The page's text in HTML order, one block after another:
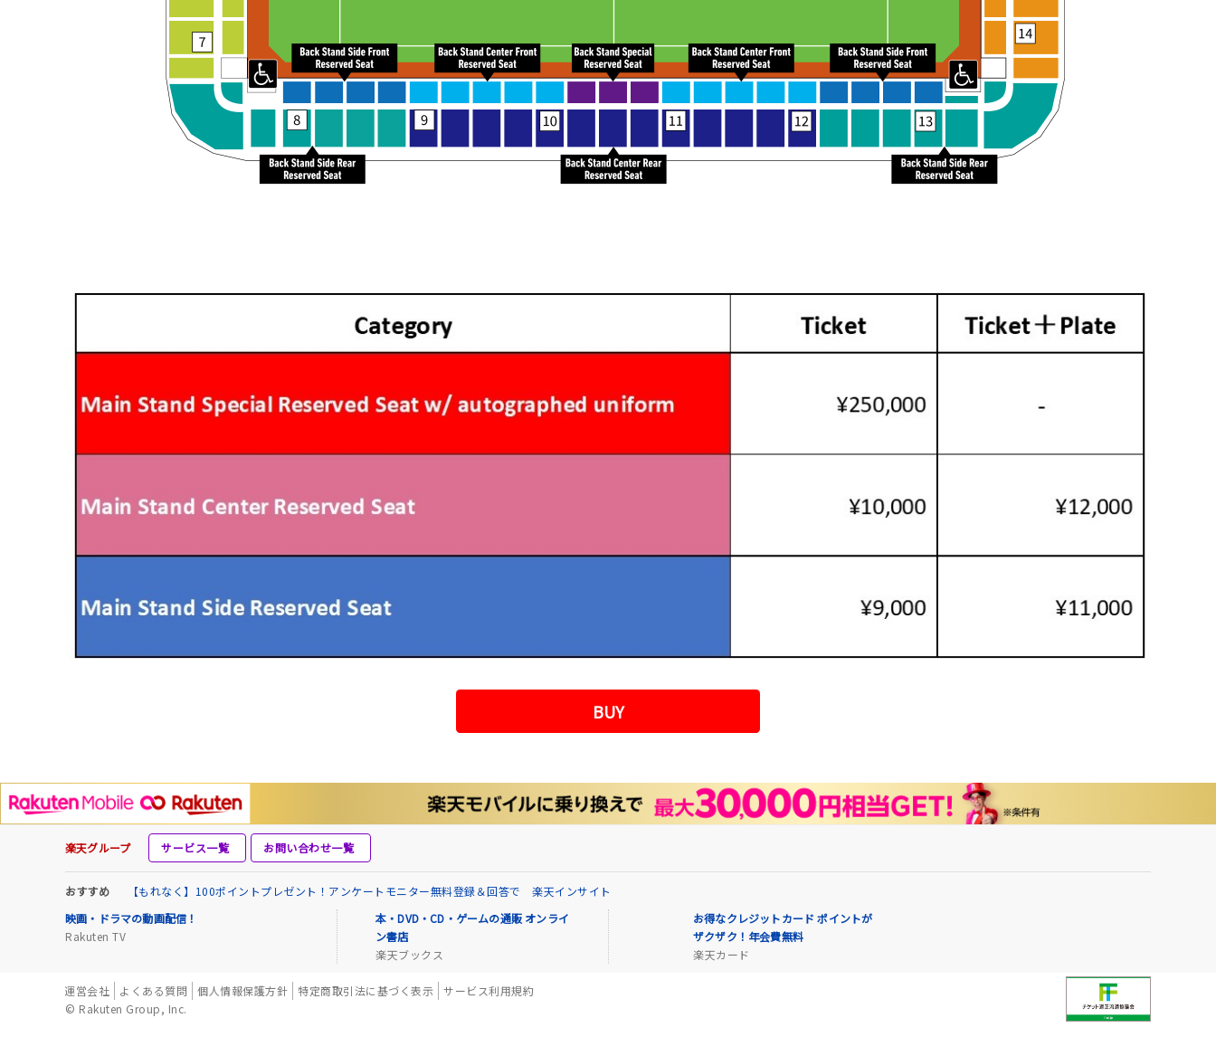
BUY
楽天グループ サービス一覧 お問い合わせ一覧
おすすめ
【もれなく】100ポイントプレゼント！アンケートモニター無料登録＆回答で 楽天インサイト
映画・ドラマの動画配信！
Rakuten TV
本・DVD・CD・ゲームの通販 オンライ
ン書店
楽天ブックス
お得なクレジットカード ポイントが
ザクザク！年会費無料
楽天カード
運営会社 よくある質問 個人情報保護方針 特定商取引法に基づく表示
サービス利用規約
© Rakuten Group, Inc.